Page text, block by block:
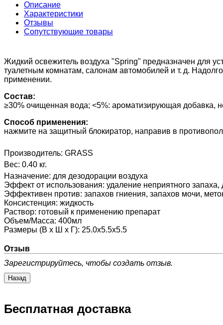
Описание
Характеристики
Отзывы
Сопутствующие товары
Жидкий освежитель воздуха "Spring" предназначен для
туалетным комнатам, салонам автомобилей и т. д.
применении.
Состав:
≥30% очищенная вода; <5%: ароматизирующая добавка,
Способ применения:
нажмите на защитный блокиратор, направив в
Производитель: GRASS
Вес: 0.40 кг.
Назначение: для дезодорации воздуха
Эффект от использования: удаление неприятного запаха,
Эффективен против: запахов гниения, запахов мочи,
Консистенция: жидкость
Раствор: готовый к применению препарат
Объем/Масса: 400мл
Размеры (В х Ш х Г): 25.0х5.5х5.5
Отзыв
Зарегистрируйтесь, чтобы создать отзыв.
Бесплатная доставка